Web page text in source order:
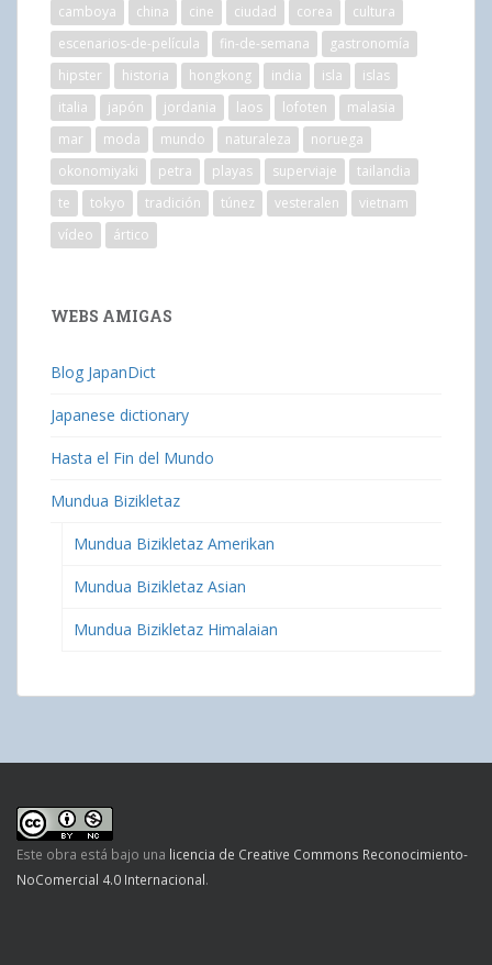
camboya
china cine ciudad corea
cultura
escenarios-de-película
fin-de-semana
gastronomía
hipster
historia hongkong india isla
islas
italia
japón jordania laos lofoten
malasia
mar
moda mundo naturaleza
noruega
okonomiyaki
petra playas superviaje
tailandia
te
tokyo tradición túnez vesteralen
vietnam
vídeo
ártico
WEBS AMIGAS
Blog JapanDict
Japanese dictionary
Hasta el Fin del Mundo
Mundua Bizikletaz
Mundua Bizikletaz Amerikan
Mundua Bizikletaz Asian
Mundua Bizikletaz Himalaian
Este obra está bajo una licencia de Creative Commons Reconocimiento-
NoComercial 4.0 Internacional.